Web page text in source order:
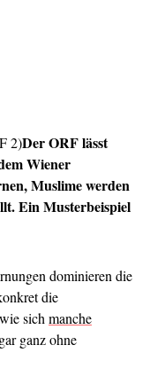
2)Der ORF lässt
Wiener
Muslime werden
Ein Musterbeispiel
dominieren die
die
sich manche
ganz ohne